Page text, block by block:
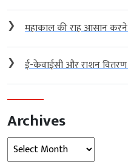
❯ महाकाल की राह आसान
❯ ई-केवाईसी और राशन
Archives
Archives